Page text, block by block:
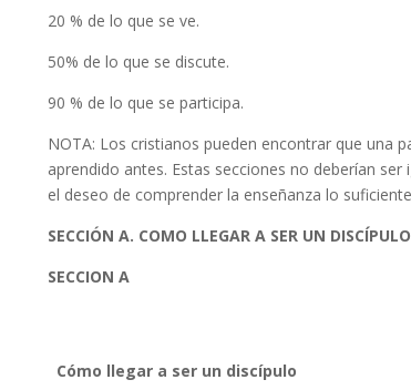
20 % de lo que se ve.
50% de lo que se discute.
90 % de lo que se participa.
NOTA: Los cristianos pueden encontrar que una
aprendido antes. Estas secciones no deberían
el deseo de comprender la enseñanza lo
SECCIÓN A. COMO LLEGAR A SER UN
SECCION A
Cómo llegar a ser un discípulo